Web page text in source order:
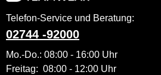
Telefon-Service und Beratung:
02744 -92000
Mo.-Do.: 08:00 - 16:00 Uhr
Freitag: 08:00 - 12:00 Uhr